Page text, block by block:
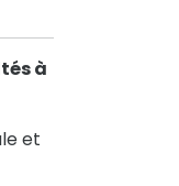
à
et